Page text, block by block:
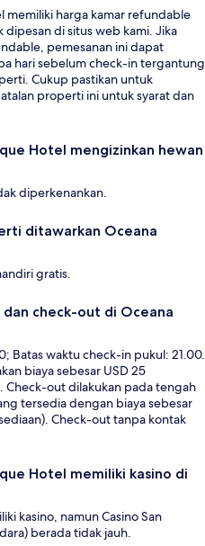
memiliki harga kamar refundable
di situs web kami. Jika
pemesanan ini dapat
hari sebelum check-in tergantung
Cukup pastikan untuk
properti ini untuk syarat dan
Hotel mengizinkan hewan
diperkenankan.
ditawarkan Oceana
gratis.
check-out di Oceana
Batas waktu check-in pukul: 21.00.
biaya sebesar USD 25
out dilakukan pada tengah
tersedia dengan biaya sebesar
Check-out tanpa kontak
Hotel memiliki kasino di
kasino, namun Casino San
berada tidak jauh.